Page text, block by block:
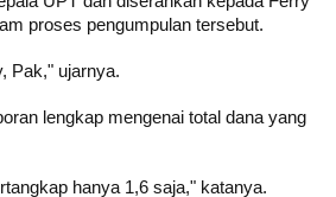
proses pengumpulan tersebut.
Pak," ujarnya.
lengkap mengenai total dana yang
hanya 1,6 saja," katanya.